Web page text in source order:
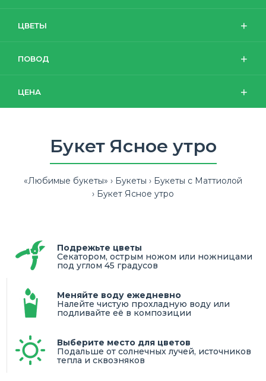
ЦВЕТЫ
ПОВОД
ЦЕНА
Букет Ясное утро
«Любимые букеты» Букеты
Букеты с Маттиолой
Букет Ясное утро
Подрежьте цветы
Секатором, острым ножом или ножницами
под углом 45 градусов
Меняйте воду ежедневно
Налейте чистую прохладную воду или
подливайте её в композиции
Выберите место для цветов
Подальше от солнечных лучей, источников
тепла и сквозняков